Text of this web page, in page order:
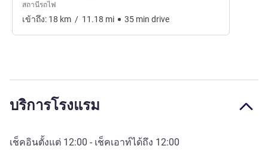
สถานีรถไฟ
เข้าถึง: 18 km / 11.18 mi 35 min drive
บริการโรงแรม
เช็คอินตั้งแต่ 12:00 - เช็คเอาท์ได้ถึง 12:00